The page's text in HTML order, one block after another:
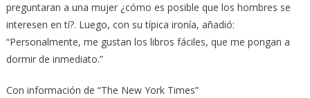
preguntaran a una mujer ¿cómo es posible que los hombres se
interesen en tí?. Luego, con su típica ironía, añadió:
“Personalmente, me gustan los libros fáciles, que me pongan a
dormir de inmediato.”
Con información de “The New York Times”